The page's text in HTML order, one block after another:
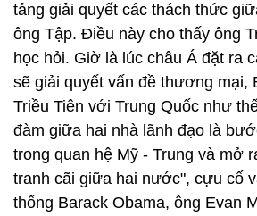
tảng giải quyết các thách thức
ông Tập. Điều này cho thấy ông
học hỏi. Giờ là lúc châu Á đặt ra
sẽ giải quyết vấn đề thương mại,
Triều Tiên với Trung Quốc như
đàm giữa hai nhà lãnh đạo là
trong quan hệ Mỹ - Trung và mở
tranh cãi giữa hai nước", cựu cố
thống Barack Obama, ông Evan